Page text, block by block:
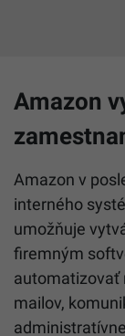
Amazon
Amazon v
interného
umožňuje
firemným
automatizovať
mailov,